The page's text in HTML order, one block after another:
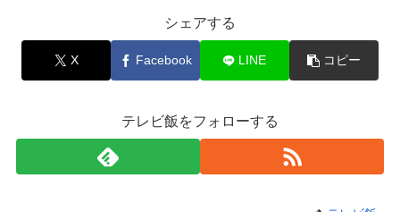
シェアする
X Facebook LINE コピー
テレビ飯をフォローする